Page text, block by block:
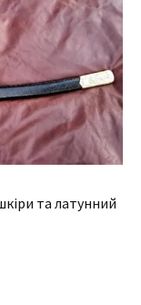
та латунний